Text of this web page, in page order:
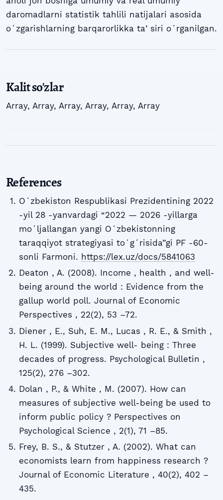
daromadlarni statistik tahlili natijalari asosida
oʻzgarishlarning barqarorlikka taʼsiri oʻrganilgan.
Kalit so'zlar
Array, Array, Array, Array, Array, Array
References
Oʻzbekiston Respublikasi Prezidentining 2022
-yil 28 -yanvardagi “2022 — 2026 -yillarga
moʻljallangan yangi Oʻzbekistonning
taraqqiyot strategiyasi toʻgʻrisida”gi PF -60-
sonli Farmoni. https://lex.uz/docs/5841063
Deaton , A. (2008). Income , health , and well-
being around the world : Evidence from the
gallup world poll. Journal of Economic
Perspectives , 22(2), 53 –72.
Diener , E., Suh, E. M., Lucas , R. E., & Smith ,
H. L. (1999). Subjective well- being : Three
decades of progress. Psychological Bulletin ,
125(2), 276 –302.
Dolan , P., & White , M. (2007). How can
measures of subjective well-being be used to
inform public policy ? Perspectives on
Psychological Science , 2(1), 71 –85.
Frey, B. S., & Stutzer , A. (2002). What can
economists learn from happiness research ?
Journal of Economic Literature , 40(2), 402 –
435.